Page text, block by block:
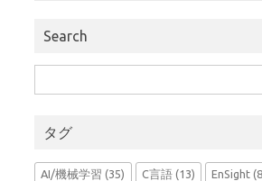
Search
索:
タグ
AI/機械学習 (35) C言語(13) EnSight